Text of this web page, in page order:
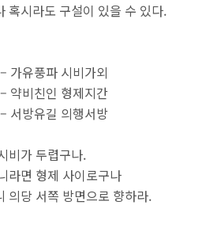
혹시라도 구설이 있을 수 있다.
가유풍파 시비가외
약비친인 형제지간
서방유길 의행서방
비가 두렵구나.
라면 형제 사이로구나
의당 서쪽 방면으로 향하라.